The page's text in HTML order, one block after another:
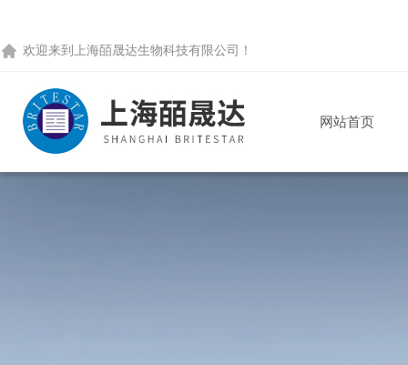
欢迎来到 上海皕晟达生物科技有限公司 ！
网站首页